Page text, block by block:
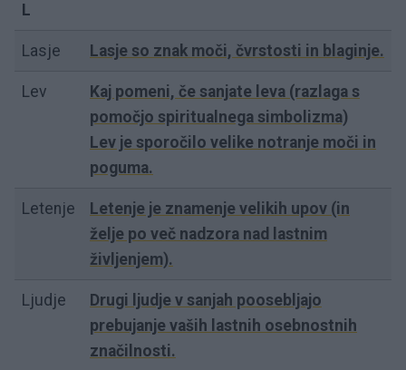
L
Lasje Lasje so znak moči, čvrstosti in blaginje.
Lev
Kaj pomeni, če sanjate leva (razlaga s
pomočjo spiritualnega simbolizma)
Lev je sporočilo velike notranje moči in
poguma.
Letenje
Letenje je znamenje velikih upov (in
želje po več nadzora nad lastnim
življenjem).
Ljudje
Drugi ljudje v sanjah poosebljajo
prebujanje vaših lastnih osebnostnih
značilnosti.